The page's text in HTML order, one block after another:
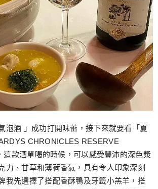
泡酒 」成功打開味蕾，接下來就要看「夏
CHRONICLES RESERVE
這款酒單喝的時候，可以感受豐沛的深色漿
力、甘草和薄荷香氣，具有令人印象深刻
我先選擇了搭配香酥鴨及牙籤小羔羊，搭